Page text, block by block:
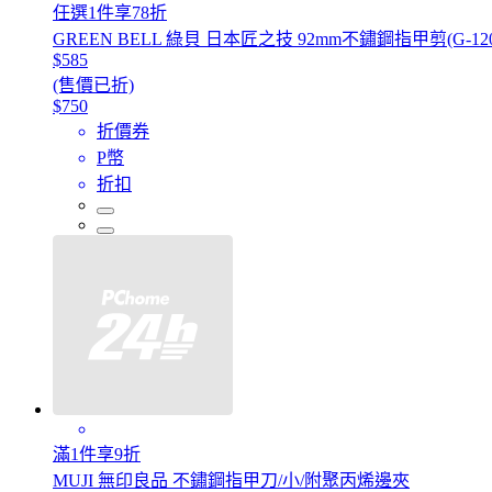
任選1件享78折
GREEN BELL 綠貝 日本匠之技 92mm不鏽鋼指甲剪(G-
$585
(售價已折)
$750
折價券
P幣
折扣
滿1件享9折
MUJI 無印良品 不鏽鋼指甲刀/小/附聚丙烯邊夾